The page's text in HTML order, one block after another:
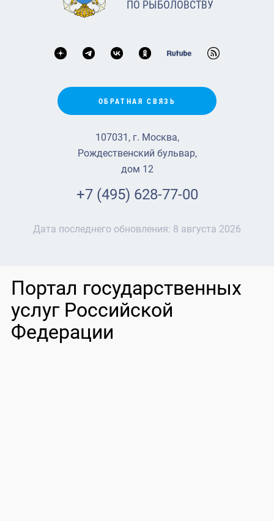
ПО РЫБОЛОВСТВУ
ОБРАТНАЯ СВЯЗЬ
107031, г. Москва,
Рождественский бульвар,
дом 12
+7 (495) 628-77-00
Дата последнего обновления: 8 августа 2026
Портал государственных
услуг Российской
Федерации